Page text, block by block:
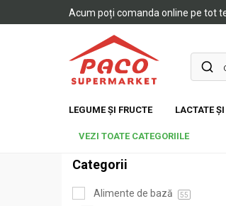
Acum poți comanda online pe tot
LEGUME ȘI FRUCTE LACTATE
VEZI TOATE CATEGORIILE
Categorii
Alimente de bază 55